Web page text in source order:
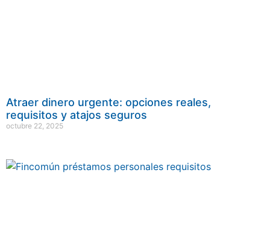
Atraer dinero urgente: opciones reales,
requisitos y atajos seguros
octubre 22, 2025